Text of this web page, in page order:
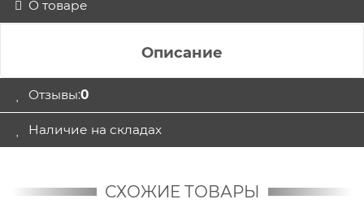
О товаре
Описание
Отзывы:0
Наличие на складах
СХОЖИЕ ТОВАРЫ